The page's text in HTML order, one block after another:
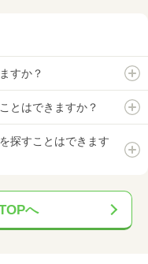
すか？
とはできますか？
探すことはできます
へ